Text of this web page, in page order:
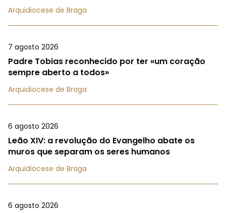
Arquidiocese de Braga
7 agosto 2026
Padre Tobias reconhecido por ter «um coração
sempre aberto a todos»
Arquidiocese de Braga
6 agosto 2026
Leão XIV: a revolução do Evangelho abate os
muros que separam os seres humanos
Arquidiocese de Braga
6 agosto 2026